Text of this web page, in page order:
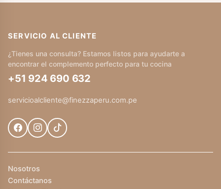
SERVICIO AL CLIENTE
¿Tienes una consulta? Estamos listos para ayudarte a
encontrar el complemento perfecto para tu cocina
+51 924 690 632
servicioalcliente@finezzaperu.com.pe
Nosotros
Contáctanos